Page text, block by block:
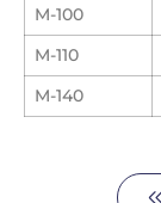
M-100
M-110
M-140